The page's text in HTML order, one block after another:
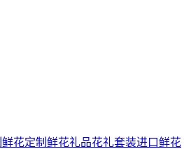
鲜花定制 鲜花礼品花礼套装进口鲜花